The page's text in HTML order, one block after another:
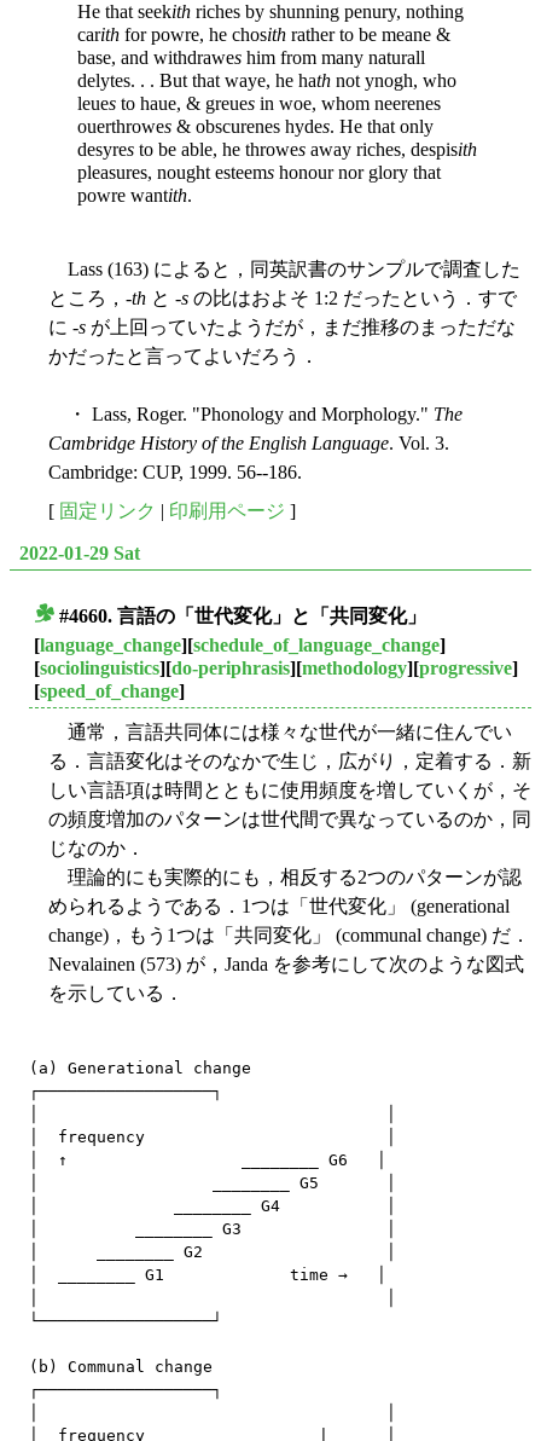
He that seekith riches by shunning penury, nothing
carith for powre, he chosith rather to be meane &
base, and withdrawes him from many naturall
delytes. . . But that waye, he hath not ynogh, who
leues to haue, & greues in woe, whom neerenes
ouerthrowes & obscurenes hydes. He that only
desyres to be able, he throwes away riches, despisith
pleasures, nought esteems honour nor glory that
powre wantith.
Lass (163) によると，同英訳書のサンプルで調査した
ところ，-th と -s の比はおよそ 1:2 だったという．すで
に -s が上回っていたようだが，まだ推移のまっただな
かだったと言ってよいだろう．
・ Lass, Roger. "Phonology and Morphology." The
Cambridge History of the English Language. Vol. 3.
Cambridge: CUP, 1999. 56--186.
[ 固定リンク 印刷用ページ ]
2022-01-29 Sat
#4660. 言語の「世代変化」と「共同変化」
[language_change][schedule_of_language_change]
[sociolinguistics][do-periphrasis][methodology][progressive]
[speed_of_change]
通常，言語共同体には様々な世代が一緒に住んでい
る．言語変化はそのなかで生じ，広がり，定着する．新
しい言語項は時間とともに使用頻度を増していくが，そ
の頻度増加のパターンは世代間で異なっているのか，同
じなのか．
理論的にも実際的にも，相反する2つのパターンが認
められるようである．1つは「世代変化」 (generational
change)，もう1つは「共同変化」 (communal change) だ．
Nevalainen (573) が，Janda を参考にして次のような図式
を示している．
(a) Generational change
┌──────────────────┐
│  frequency                         │
│  ↑                  ________ G6   │
│                  ________ G5       │
│              ________ G4           │
│          ________ G3               │
│      ________ G2                   │
│  ________ G1             time →   │
└──────────────────┘
(b) Communal change
┌──────────────────┐
│  frequency                  |      │